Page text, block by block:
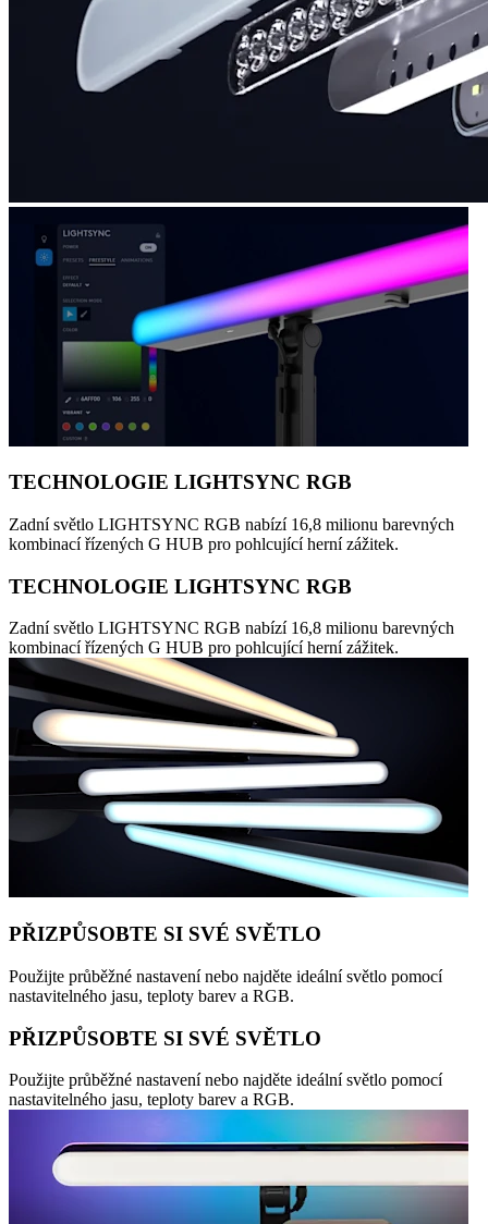
TECHNOLOGIE LIGHTSYNC RGB
Zadní světlo LIGHTSYNC RGB nabízí 16,8 milionu barevných
kombinací řízených G HUB pro pohlcující herní zážitek.
TECHNOLOGIE LIGHTSYNC RGB
Zadní světlo LIGHTSYNC RGB nabízí 16,8 milionu barevných
kombinací řízených G HUB pro pohlcující herní zážitek.
PŘIZPŮSOBTE SI SVÉ SVĚTLO
Použijte průběžné nastavení nebo najděte ideální světlo pomocí
nastavitelného jasu, teploty barev a RGB.
PŘIZPŮSOBTE SI SVÉ SVĚTLO
Použijte průběžné nastavení nebo najděte ideální světlo pomocí
nastavitelného jasu, teploty barev a RGB.